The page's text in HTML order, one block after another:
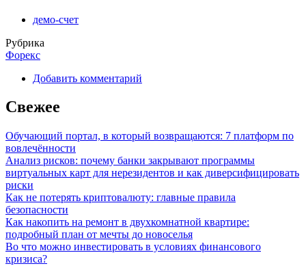
демо-счет
Рубрика
Форекс
Добавить комментарий
Свежее
Обучающий портал, в который возвращаются: 7 платформ по
вовлечённости
Анализ рисков: почему банки закрывают программы
виртуальных карт для нерезидентов и как диверсифицировать
риски
Как не потерять криптовалюту: главные правила
безопасности
Как накопить на ремонт в двухкомнатной квартире:
подробный план от мечты до новоселья
Во что можно инвестировать в условиях финансового
кризиса?